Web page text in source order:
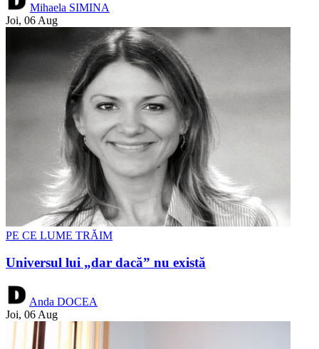
Mihaela SIMINA
Joi, 06 Aug
PE CE LUME TRĂIM
Universul lui „dar dacă” nu există
Anda DOCEA
Joi, 06 Aug